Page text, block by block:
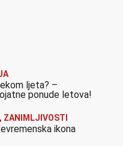
ljeta? –
ponude letova!
, ZANIMLJIVOSTI
ikona